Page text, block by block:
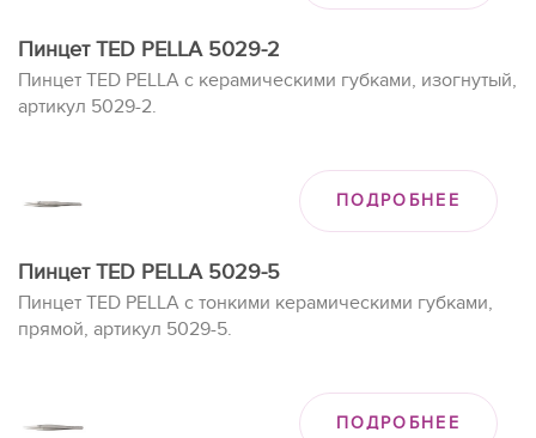
Пинцет TED PELLA 5029-2
Пинцет TED PELLA с керамическими губками, изогнутый,
артикул 5029-2.
ПОДРОБНЕЕ
Пинцет TED PELLA 5029-5
Пинцет TED PELLA с тонкими керамическими губками,
прямой, артикул 5029-5.
ПОДРОБНЕЕ